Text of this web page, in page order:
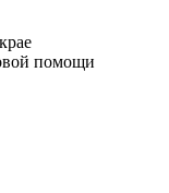
помощи